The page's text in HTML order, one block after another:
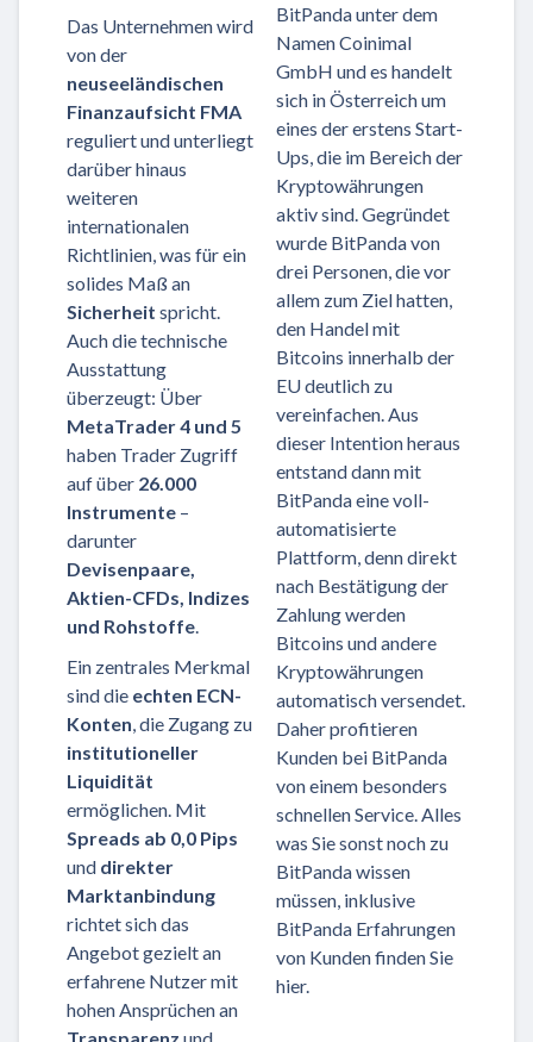
Das Unternehmen wird
von der
neuseeländischen
Finanzaufsicht FMA
reguliert und unterliegt
darüber hinaus
weiteren
internationalen
Richtlinien, was für ein
solides Maß an
Sicherheit spricht.
Auch die technische
Ausstattung
überzeugt: Über
MetaTrader 4 und 5
haben Trader Zugriff
auf über 26.000
Instrumente –
darunter
Devisenpaare,
Aktien-CFDs, Indizes
und Rohstoffe
Ein zentrales Merkmal
sind die echten ECN-
Konten , die Zugang zu
institutioneller
Liquidität
ermöglichen. Mit
Spreads ab 0,0 Pips
und direkter
Marktanbindung
richtet sich das
Angebot gezielt an
erfahrene Nutzer mit
hohen Ansprüchen an
Transparenz und
BitPanda unter dem
Namen Coinimal
GmbH und es handelt
sich in Österreich um
eines der erstens Start-
Ups, die im Bereich der
Kryptowährungen
aktiv sind. Gegründet
wurde BitPanda von
drei Personen, die vor
allem zum Ziel hatten,
den Handel mit
Bitcoins innerhalb der
EU deutlich zu
vereinfachen. Aus
dieser Intention heraus
entstand dann mit
BitPanda eine voll-
automatisierte
Plattform, denn direkt
nach Bestätigung der
Zahlung werden
Bitcoins und andere
Kryptowährungen
automatisch versendet.
Daher profitieren
Kunden bei BitPanda
von einem besonders
schnellen Service. Alles
was Sie sonst noch zu
BitPanda wissen
müssen, inklusive
BitPanda Erfahrungen
von Kunden finden Sie
hier.